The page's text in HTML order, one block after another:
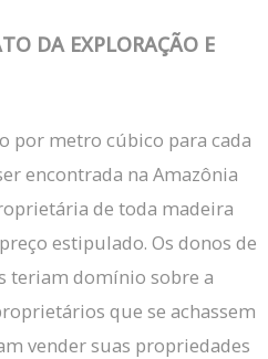
DA EXPLORAÇÃO E
por metro cúbico para cada
encontrada na Amazônia
de toda madeira
estipulado. Os donos de
teriam domínio sobre a
que se achassem
vender suas propriedades